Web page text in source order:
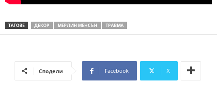
ТАГОВЕ ДЕКОР МЕРЛИН МЕНСЪН ТРАВМА
Сподели Facebook X